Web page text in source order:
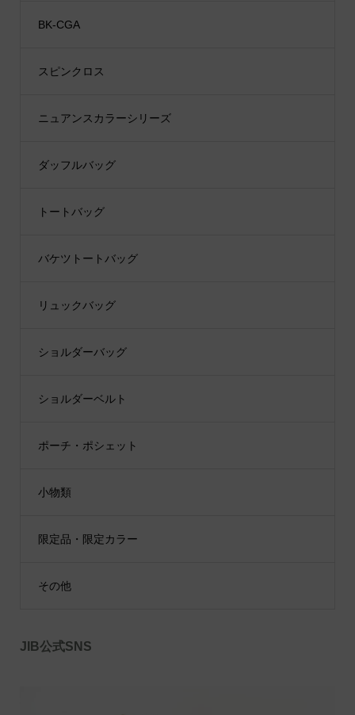
BK-CGA
スピンクロス
ニュアンスカラーシリーズ
ダッフルバッグ
トートバッグ
バケツトートバッグ
リュックバッグ
ショルダーバッグ
ショルダーベルト
ポーチ・ポシェット
小物類
限定品・限定カラー
その他
JIB公式SNS